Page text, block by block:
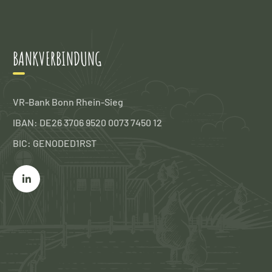
BANKVERBINDUNG
VR-Bank Bonn Rhein-Sieg
IBAN: DE26 3706 9520 0073 7450 12
BIC: GENODED1RST